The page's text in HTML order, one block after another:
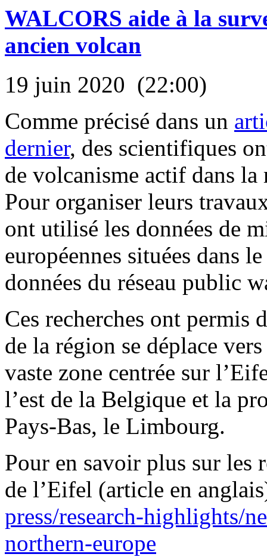
WALCORS aide à la
ancien volcan
19 juin 2020 (22:00)
Comme précisé dans un
dernier, des scientifiques
de volcanisme actif dans
Pour organiser leurs
ont utilisé les données de
européennes situées dans
données du réseau public
Ces recherches ont permis
de la région se déplace
vaste zone centrée sur
l’est de la Belgique et la
Pays-Bas, le Limbourg.
Pour en savoir plus sur les
de l’Eifel (article en
press/research-highlights/
northern-europe